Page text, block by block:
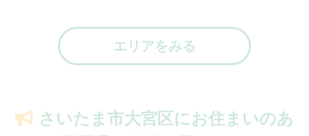
エリアをみる
さいたま市大宮区にお住まいのあ